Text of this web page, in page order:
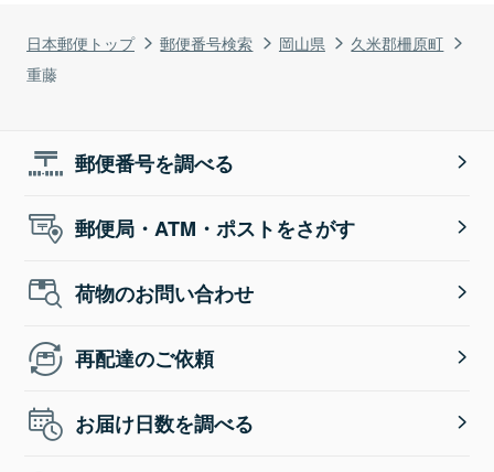
日本郵便トップ 郵便番号検索 岡山県
久米郡柵原町
重藤
郵便番号を調べる
郵便局・ATM・ポストをさがす
荷物のお問い合わせ
再配達のご依頼
お届け日数を調べる